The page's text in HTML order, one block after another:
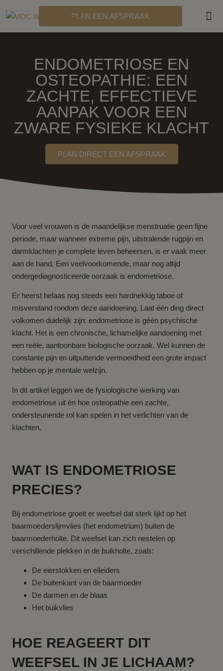
PLAN EEN AFSPRAAK
ENDOMETRIOSE EN
OSTEOPATHIE: EEN
ZACHTE, EFFECTIEVE
AANPAK VOOR EEN
ZWARE FYSIEKE KLACHT
PLAN DIRECT EEN AFSPRAAK
Voor veel vrouwen is de maandelijkse menstruatie geen fijne
periode, maar wanneer extreme pijn, uitstralende rugpijn en
darmklachten je complete leven beheersen, is er vaak meer
aan de hand. Een veelvoorkomende, maar nog altijd
ondergediagnosticeerde oorzaak is endometriose.
Er heerst helaas nog steeds een hardnekkig taboe of
misverstand rondom deze aandoening. Laat één ding direct
volkomen duidelijk zijn: endometriose is géén psychische
klacht. Het is een chronische, lichamelijke aandoening met
een reële, aantoonbare biologische oorzaak. Wel kunnen de
constante pijn en uitputtende vermoeidheid een grote impact
hebben op je mentale welzijn.
In dit artikel leggen we de fysiologische werking van
endometriose uit én hoe osteopathie een zachte,
ondersteunende rol kan spelen in het verlichten van de
klachten.
WAT IS ENDOMETRIOSE
PRECIES?
Bij endometriose groeit er weefsel dat sterk lijkt op het
baarmoederslijmvlies (het endometrium) buiten de
baarmoederholte. Dit weefsel kan zich nestelen op
verschillende plekken in de buikholte, zoals:
De eierstokken en eileiders
De buitenkant van de baarmoeder
De darmen en de blaas
Het buikvlies
HOE REAGEERT DIT
WEEFSEL IN JE LICHAAM?